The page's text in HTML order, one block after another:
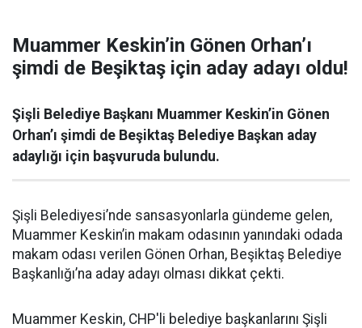
Muammer Keskin’in Gönen Orhan’ı
şimdi de Beşiktaş için aday adayı oldu!
Şişli Belediye Başkanı Muammer Keskin’in Gönen
Orhan’ı şimdi de Beşiktaş Belediye Başkan aday
adaylığı için başvuruda bulundu.
Şişli Belediyesi’nde sansasyonlarla gündeme gelen,
Muammer Keskin’in makam odasının yanındaki odada
makam odası verilen Gönen Orhan, Beşiktaş Belediye
Başkanlığı’na aday adayı olması dikkat çekti.
Muammer Keskin, CHP'li belediye başkanlarını Şişli